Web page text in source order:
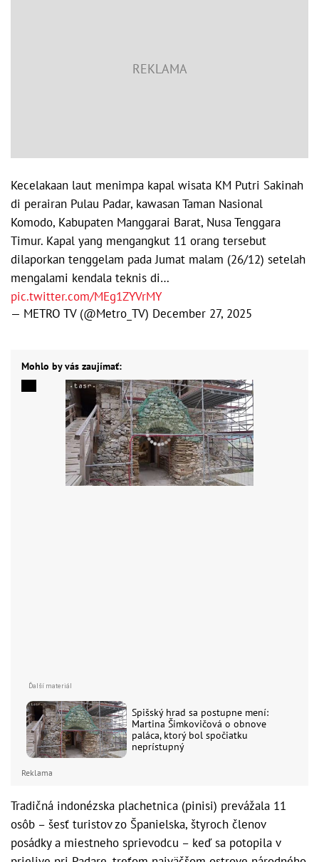
Kecelakaan laut menimpa kapal wisata KM Putri Sakinah
di perairan Pulau Padar, kawasan Taman Nasional
Komodo, Kabupaten Manggarai Barat, Nusa Tenggara
Timur. Kapal yang mengangkut 11 orang tersebut
dilaporkan tenggelam pada Jumat malam (26/12) setelah
mengalami kendala teknis di…
pic.twitter.com/MEg1ZYVrMY
— METRO TV (@Metro_TV) December 27, 2025
Mohlo by vás zaujímať:
Spišský hrad sa postupne mení:
Martina Šimkovičová o obnove
paláca, ktorý bol spočiatku
neprístupný
Reklama
Tradičná indonézska plachetnica (pinisi) prevážala 11
osôb – šesť turistov zo Španielska, štyroch členov
posádky a miestneho sprievodcu – keď sa potopila v